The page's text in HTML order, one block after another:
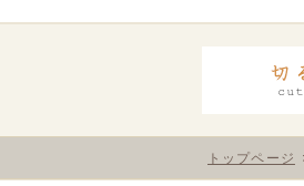
トップページ